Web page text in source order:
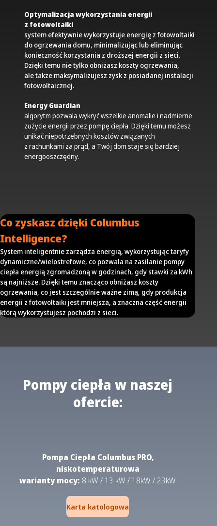
Optymalizacja wykorzystania energii
z fotowoltaiki
system efektywnie wykorzystuje energię z fotowoltaiki
do ogrzewania domu, minimalizując lub eliminując
konieczność korzystania z droższej energii z sieci.
Dzięki temu nie tylko obniżasz koszty ogrzewania,
ale także maksymalizujesz zysk z posiadanej instalacji
fotowoltaicznej.
Energy Guardian
algorytm pozwala wykryć wszelkie anomalie i nadmierne
zużycie energii przez pompę ciepła. Dzięki temu możesz
unikać niepotrzebnych kosztów związanych
z rachunkami za prąd, a Twój dom staje się bardziej
energooszczędny.
Co zyskasz dzięki Columbus
Intelligence?
System inteligentnie zarządza energią, wykorzystując taryfy
dynamiczne/wielostrefowe, co pozwala na zasilanie pompy
ciepła energią zgromadzoną w godzinach, gdy stawki za kWh
są najniższe. Dzięki temu znacząco obniżasz koszty
ogrzewania, co jest szczególnie ważne zimą, gdy produkcja
energii z fotowoltaiki jest mniejsza, a znaczna część energii
którą wykorzystujesz pochodzi z sieci.
Pompy ciepła w naszej
ofercie:
Pompa Ciepła Columbus PRO,
niskotemperaturowa
warianty mocy: 8 kW / 13 kW / 18kW / 23kW
Karta katologowa